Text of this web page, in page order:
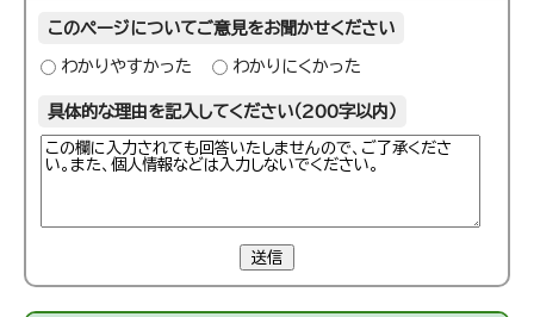
このページについてご意見をお聞かせください
わかりやすかった わかりにくかった
具体的な理由を記入してください（200字以内）
送信